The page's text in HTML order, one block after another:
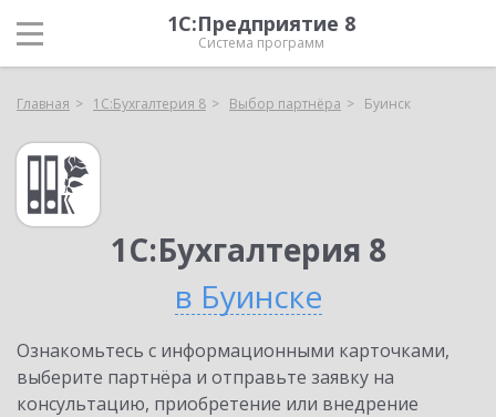
1С:Предприятие 8
Система программ
Главная 1С:Бухгалтерия 8 Выбор партнёра Буинск
1С:Бухгалтерия 8
в Буинске
Ознакомьтесь с информационными карточками,
выберите партнёра и отправьте заявку на
консультацию, приобретение или внедрение